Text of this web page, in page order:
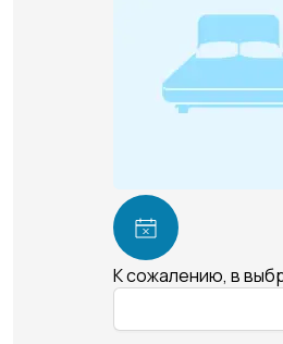
К сожалению, в